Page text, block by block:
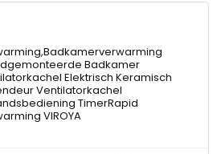
Badkamer
Elektrisch Keramisch
Ventilatorkachel
TimerRapid
VIROYA